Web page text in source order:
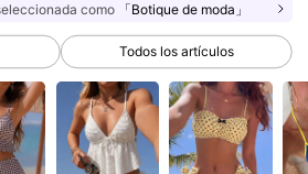
como 「Botique de moda」
Todos los artículos